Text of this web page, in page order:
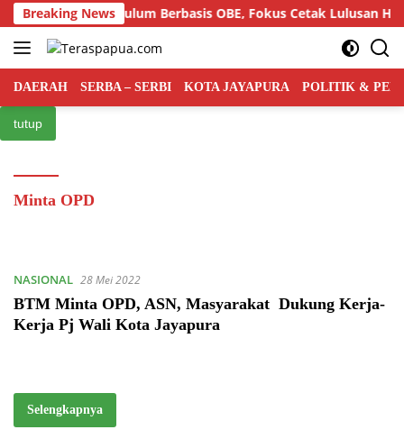
Langsung
ke
konten
Breaking News
Semiloka Kurikulum Berbasis OBE, Fokus Cetak Lulusan
DAERAH SERBA – SERBI KOTA JAYAPURA POLITIK &
tutup
Minta OPD
NASIONAL 28 Mei 2022
BTM Minta OPD, ASN, Masyarakat Dukung Kerja-
Kerja Pj Wali Kota Jayapura
Selengkapnya